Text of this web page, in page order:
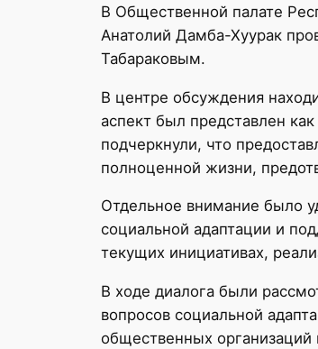
В Общественной палате
Анатолий Дамба-Хуурак
Табараковым.
В центре обсуждения
аспект был представлен
подчеркнули, что
полноценной жизни,
Отдельное внимание было
социальной адаптации и
текущих инициативах,
В ходе диалога были
вопросов социальной
общественных организаций